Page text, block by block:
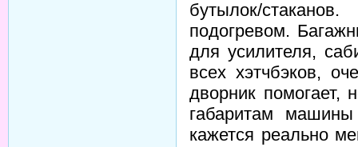
бутылок/
подогревом.
для усилителя,
всех хэтчбэков,
дворник
габаритам
кажется реально